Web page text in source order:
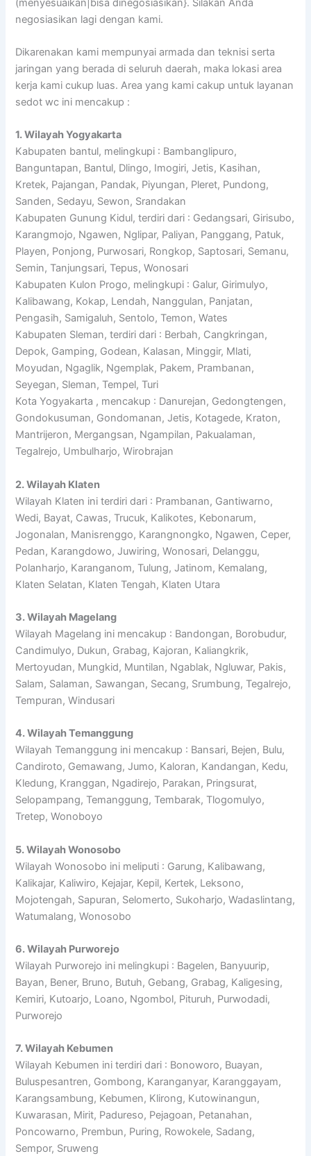
(menyesuaikan|bisa dinegosiasikan}. Silakan Anda
negosiasikan lagi dengan kami.
Dikarenakan kami mempunyai armada dan teknisi serta
jaringan yang berada di seluruh daerah, maka lokasi area
kerja kami cukup luas. Area yang kami cakup untuk layanan
sedot wc ini mencakup :
1. Wilayah Yogyakarta
Kabupaten bantul, melingkupi : Bambanglipuro,
Banguntapan, Bantul, Dlingo, Imogiri, Jetis, Kasihan,
Kretek, Pajangan, Pandak, Piyungan, Pleret, Pundong,
Sanden, Sedayu, Sewon, Srandakan
Kabupaten Gunung Kidul, terdiri dari : Gedangsari, Girisubo,
Karangmojo, Ngawen, Nglipar, Paliyan, Panggang, Patuk,
Playen, Ponjong, Purwosari, Rongkop, Saptosari, Semanu,
Semin, Tanjungsari, Tepus, Wonosari
Kabupaten Kulon Progo, melingkupi : Galur, Girimulyo,
Kalibawang, Kokap, Lendah, Nanggulan, Panjatan,
Pengasih, Samigaluh, Sentolo, Temon, Wates
Kabupaten Sleman, terdiri dari : Berbah, Cangkringan,
Depok, Gamping, Godean, Kalasan, Minggir, Mlati,
Moyudan, Ngaglik, Ngemplak, Pakem, Prambanan,
Seyegan, Sleman, Tempel, Turi
Kota Yogyakarta , mencakup : Danurejan, Gedongtengen,
Gondokusuman, Gondomanan, Jetis, Kotagede, Kraton,
Mantrijeron, Mergangsan, Ngampilan, Pakualaman,
Tegalrejo, Umbulharjo, Wirobrajan
2. Wilayah Klaten
Wilayah Klaten ini terdiri dari : Prambanan, Gantiwarno,
Wedi, Bayat, Cawas, Trucuk, Kalikotes, Kebonarum,
Jogonalan, Manisrenggo, Karangnongko, Ngawen, Ceper,
Pedan, Karangdowo, Juwiring, Wonosari, Delanggu,
Polanharjo, Karanganom, Tulung, Jatinom, Kemalang,
Klaten Selatan, Klaten Tengah, Klaten Utara
3. Wilayah Magelang
Wilayah Magelang ini mencakup : Bandongan, Borobudur,
Candimulyo, Dukun, Grabag, Kajoran, Kaliangkrik,
Mertoyudan, Mungkid, Muntilan, Ngablak, Ngluwar, Pakis,
Salam, Salaman, Sawangan, Secang, Srumbung, Tegalrejo,
Tempuran, Windusari
4. Wilayah Temanggung
Wilayah Temanggung ini mencakup : Bansari, Bejen, Bulu,
Candiroto, Gemawang, Jumo, Kaloran, Kandangan, Kedu,
Kledung, Kranggan, Ngadirejo, Parakan, Pringsurat,
Selopampang, Temanggung, Tembarak, Tlogomulyo,
Tretep, Wonoboyo
5. Wilayah Wonosobo
Wilayah Wonosobo ini meliputi : Garung, Kalibawang,
Kalikajar, Kaliwiro, Kejajar, Kepil, Kertek, Leksono,
Mojotengah, Sapuran, Selomerto, Sukoharjo, Wadaslintang,
Watumalang, Wonosobo
6. Wilayah Purworejo
Wilayah Purworejo ini melingkupi : Bagelen, Banyuurip,
Bayan, Bener, Bruno, Butuh, Gebang, Grabag, Kaligesing,
Kemiri, Kutoarjo, Loano, Ngombol, Pituruh, Purwodadi,
Purworejo
7. Wilayah Kebumen
Wilayah Kebumen ini terdiri dari : Bonoworo, Buayan,
Buluspesantren, Gombong, Karanganyar, Karanggayam,
Karangsambung, Kebumen, Klirong, Kutowinangun,
Kuwarasan, Mirit, Padureso, Pejagoan, Petanahan,
Poncowarno, Prembun, Puring, Rowokele, Sadang,
Sempor, Sruweng